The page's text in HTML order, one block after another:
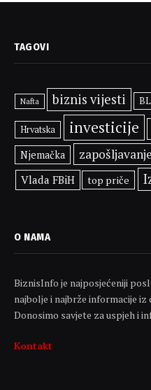
TAGOVI
Nafta biznis vijesti
Hrvatska investicije
Njemačka zapošljavanje
Vlada FBiH top priče
O NAMA
BiznisInfo je najposjećeniji
najbolje i najbrže informacije
Donosimo savjete za uspjeh i
Kontakt